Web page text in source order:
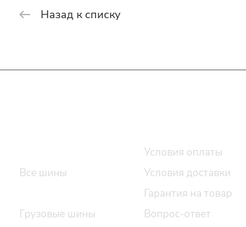
Назад к списку
Все шины
Грузовые шины
Условия оплаты
Условия доставки
Гарантия на товар
Вопрос-ответ